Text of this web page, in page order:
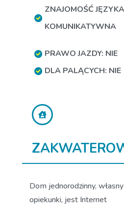
ZNAJOMOŚĆ
KOMUNIKATYWNA
PRAWO JAZDY: NIE
DLA PALĄCYCH: NIE
Dom jednorodzinny,
opiekunki, jest Internet